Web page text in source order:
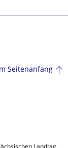
Seitenanfang